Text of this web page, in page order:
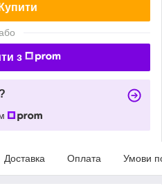
Купити
з
Доставка Оплата Умови